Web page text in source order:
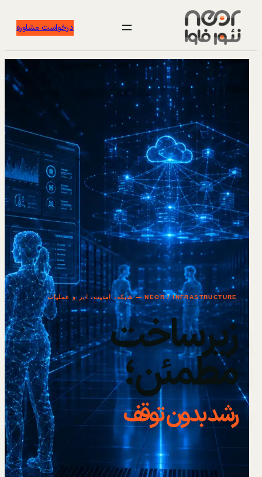
درخواست مشاوره
NEOR / INFRASTRUCTURE — شبکه، امنیت، ابر و عملیات
زیرساخت
مطمئن؛
رشد بدون توقف